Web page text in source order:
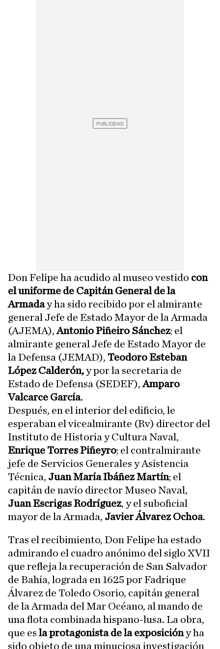
Don Felipe ha acudido al museo vestido con
el uniforme de Capitán General de la
Armaday ha sido recibido por el almirante
general Jefe de Estado Mayor de la Armada
(AJEMA),Antonio Piñeiro Sánchez; el
almirante general Jefe de Estado Mayor de
la Defensa (JEMAD), Teodoro Esteban
López Calderón,y por la secretaria de
Estado de Defensa (SEDEF),Amparo
Valcarce García.
Después, en el interior del edificio, le
esperaban el vicealmirante (Rv) director del
Instituto de Historia y Cultura Naval,
Enrique Torres Piñeyro; el contralmirante
jefe de Servicios Generales y Asistencia
Técnica, Juan María Ibáñez Martín; el
capitán de navío director Museo Naval,
Juan Escrigas Rodríguez, y el suboficial
mayor de la Armada, Javier Álvarez Ochoa.
Tras el recibimiento, Don Felipe ha estado
admirando el cuadro anónimo del siglo XVII
que refleja la recuperación de San Salvador
de Bahía, lograda en 1625 por Fadrique
Álvarez de Toledo Osorio, capitán general
de la Armada del Mar Océano, al mando de
una flota combinada hispano-lusa. La obra,
que es la protagonista de la exposicióny ha
sido objeto de una minuciosa investigación